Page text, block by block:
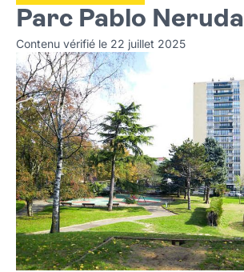
Parc Pablo Neruda
Contenu vérifié le 22 juillet 2025